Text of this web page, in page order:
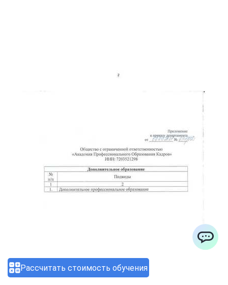
Рассчитать стоимость обучения